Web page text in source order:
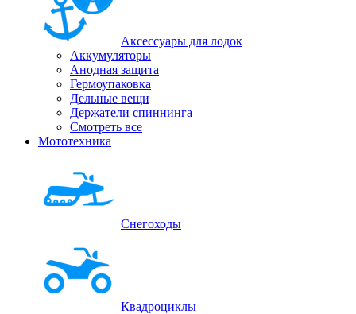
Аксессуары для лодок
Аккумуляторы
Анодная защита
Гермоупаковка
Дельные вещи
Держатели спиннинга
Смотреть все
Мототехника
Снегоходы
Квадроциклы